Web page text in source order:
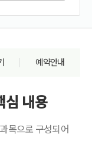
예약안내
심 내용
목으로 구성되어